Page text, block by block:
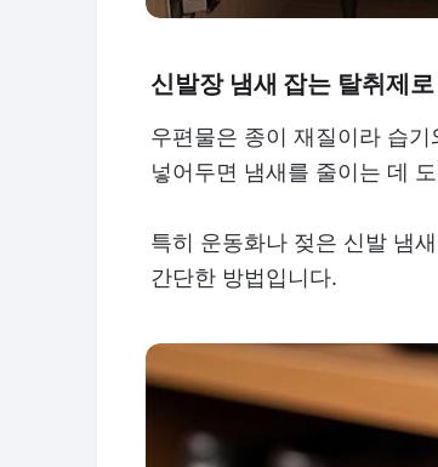
신발장 냄새 잡는 탈취제
우편물은 종이 재질이라 습
넣어두면 냄새를 줄이는 데
특히 운동화나 젖은 신발 냄
간단한 방법입니다.